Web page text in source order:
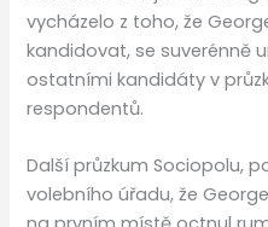
vycházelo z toho, že
kandidovat, se suverénně
ostatními kandidáty v
respondentů.
Další průzkum Sociopolu,
volebního úřadu, že